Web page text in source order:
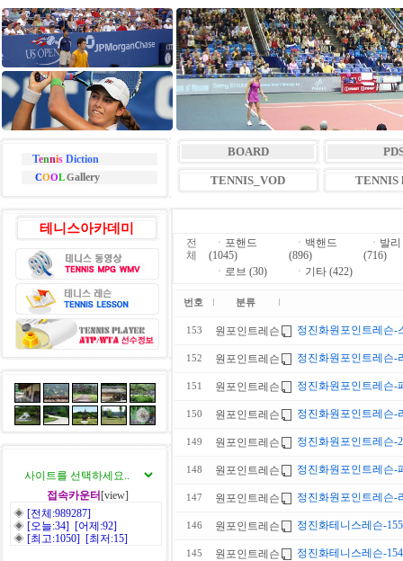
TennisDiction
COOLGallery
BOARD
TENNIS_VOD TENNIS
테니스아카데미
접속카운터 [view]
◈ [전체:989287]
◈ [오늘:34] [어제:92]
◈ [최고:1050] [최저:15]
전
체
ㆍ 포핸드
(1045)
ㆍ 백핸드
(896)
ㆍ 발리
(716)
ㆍ 로브 (30) ㆍ 기타 (422)
번호 분류
153 원포인트레슨 정진화원포인트레슨-
152 원포인트레슨 정진화원포인트레슨-
151 원포인트레슨 정진화원포인트레슨
150 원포인트레슨 정진화원포인트레슨
149 원포인트레슨 정진화원포인트레슨-
148 원포인트레슨 정진화원포인트레슨
147 원포인트레슨 정진화원포인트레슨-
146 원포인트레슨 정진화테니스레슨-
145 원포인트레슨 정진화테니스레슨-